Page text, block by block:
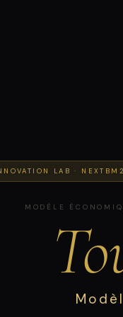
LAB ·
MODÈLE